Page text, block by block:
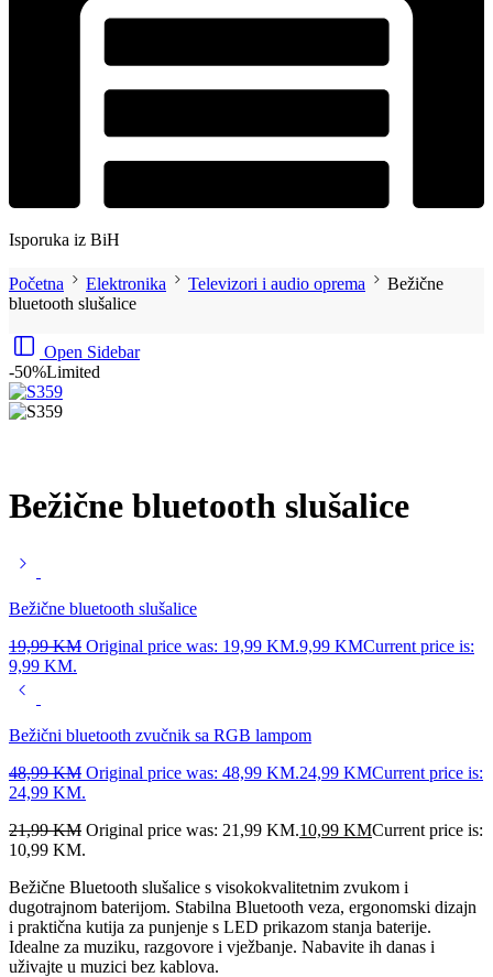
Isporuka iz BiH
Početna Elektronika Televizori i audio oprema
Bežične
bluetooth slušalice
Open Sidebar
-50%Limited
Bežične bluetooth slušalice
Bežične bluetooth slušalice
19,99KM Original price was: 19,99 KM.9,99 KMCurrent price is:
9,99 KM.
Bežični bluetooth zvučnik sa RGB lampom
48,99KM Original price was: 48,99 KM.24,99 KMCurrent price is:
24,99 KM.
21,99KM Original price was: 21,99 KM.10,99 KMCurrent price is:
10,99 KM.
Bežične Bluetooth slušalice s visokokvalitetnim zvukom i
dugotrajnom baterijom. Stabilna Bluetooth veza, ergonomski dizajn
i praktična kutija za punjenje s LED prikazom stanja baterije.
Idealne za muziku, razgovore i vježbanje. Nabavite ih danas i
uživajte u muzici bez kablova.